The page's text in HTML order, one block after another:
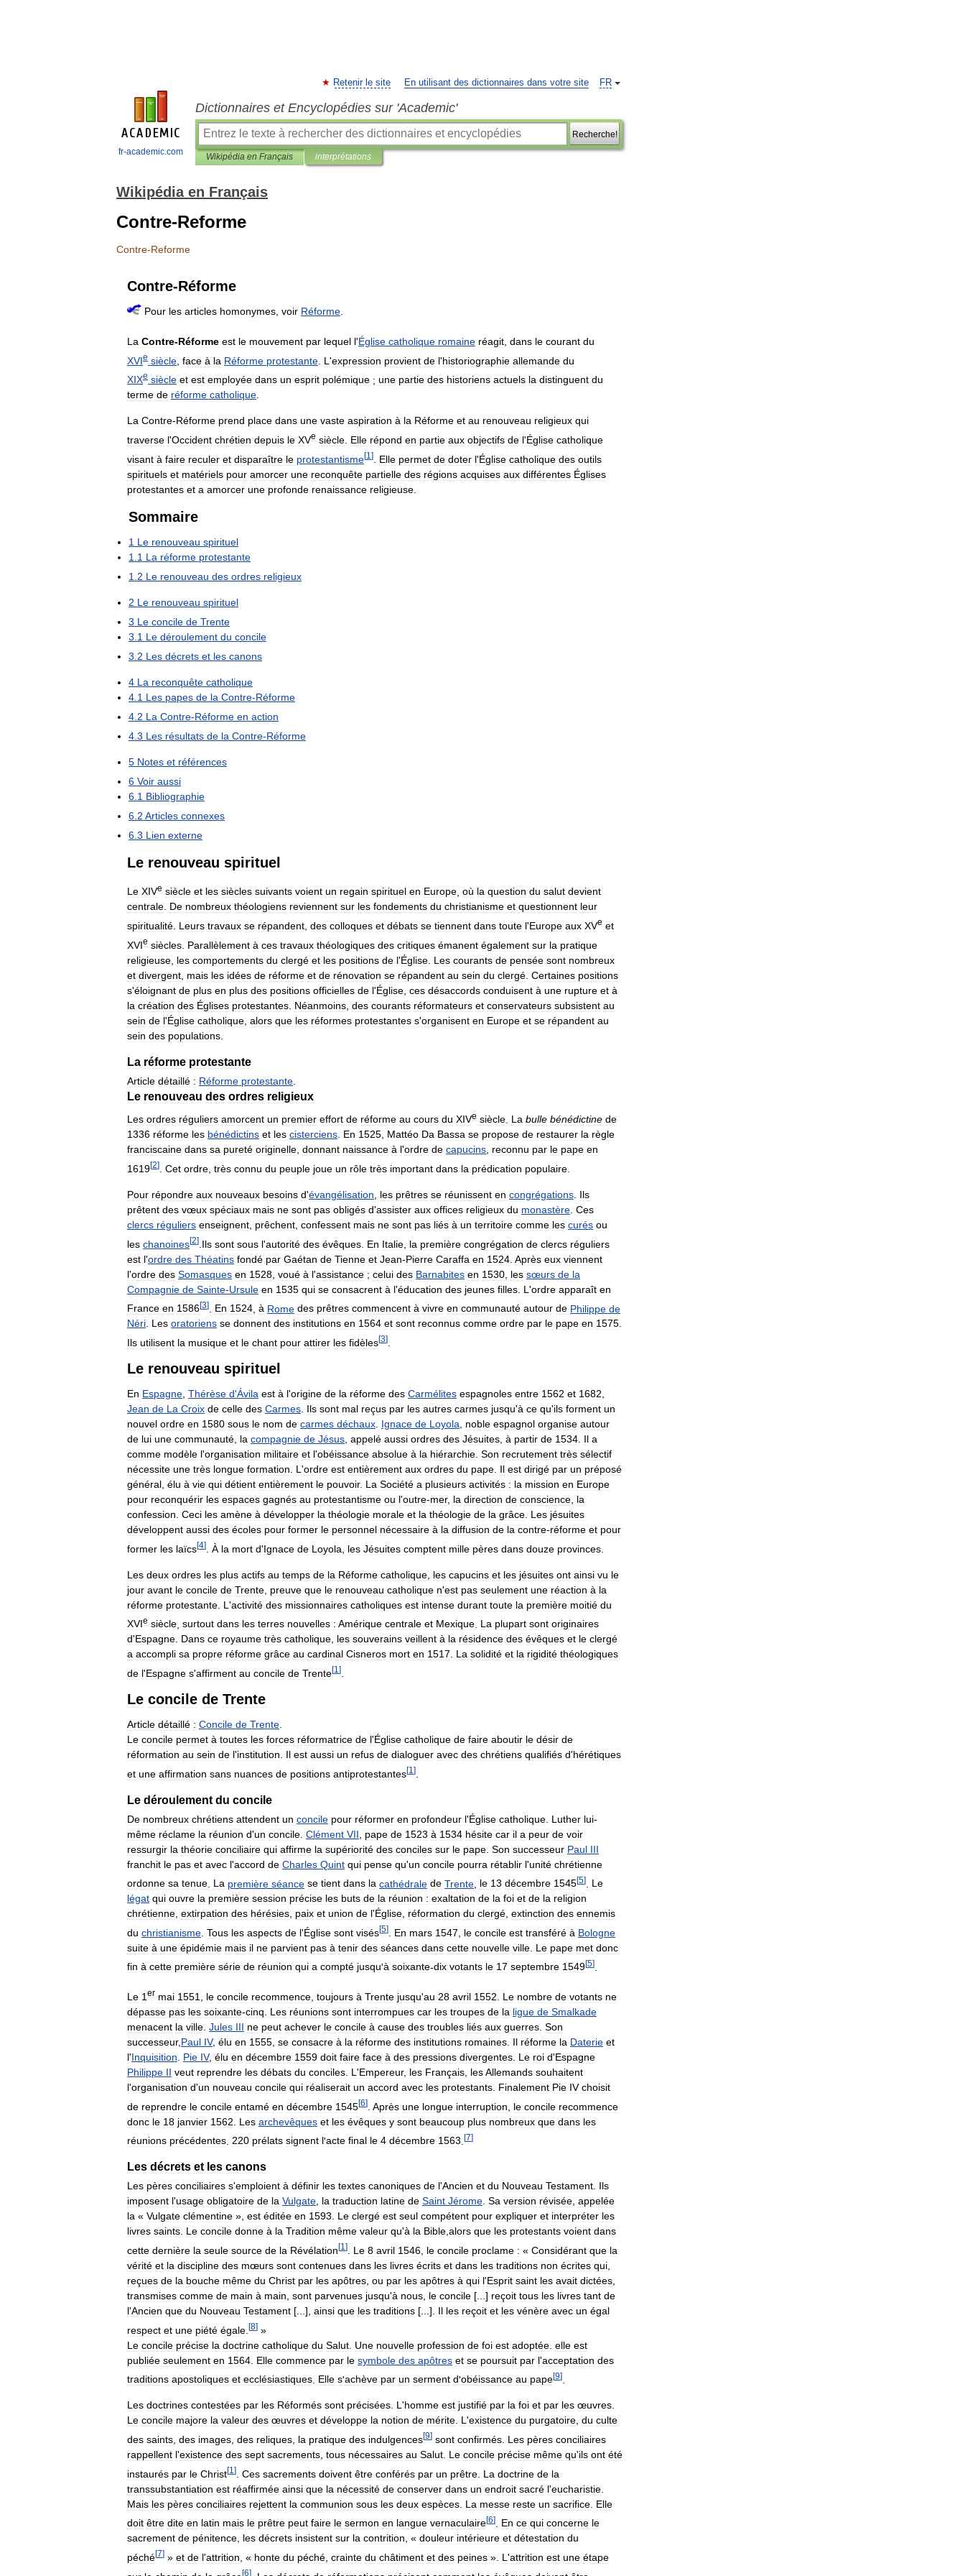
fr-academic.com
FR
Retenir le site En utilisant des dictionnaires dans votre site
Dictionnaires et Encyclopédies sur 'Academic'
Recherche!
Wikipédia en Français interprétations
Wikipédia en Français
Contre-Reforme
Contre-Reforme
Contre-Réforme
Pour les articles homonymes voir Réforme
La Contre-Réforme est le mouvement par lequel l'Église catholique romaine réagit dans le courant du
XVIe siècle face à la Réforme protestante L 'expression provient de l'historiographie allemande du
XIXe siècle et est employée dans un esprit polémique ; une partie des historiens actuels la distinguent du
terme de réforme catholique.
La Contre-Réforme prend place dans une vaste aspiration à la Réforme et au renouveau religieux qui
traverse l'Occident chrétien depuis le XVe siècle Elle répond en partie aux objectifs de l'Église catholique
visant à faire reculer et disparaître le protestantisme[1 ] Elle permet de doter l'Église catholique des outils
spirituels et matériels pour amorcer une reconquête partielle des régions acquises aux différentes Églises
protestantes et a amorcer une profonde renaissance religieuse
Sommaire
1 Le renouveau spirituel
1 1 La réforme protestante
1 2 Le renouveau des ordres religieux
2 Le renouveau spirituel
3 Le concile de Trente
3 1 Le déroulement du concile
3 2 Les décrets et les canons
4 La reconquête catholique
4 1 Les papes de la Contre-Réforme
4 2 La Contre-Réforme en action
4 3 Les résultats de la Contre-Réforme
5 Notes et références
6 Voir aussi
6 1 Bibliographie
6 2 Articles connexes
6 3 Lien externe
Le renouveau spirituel
Le XIVe siècle et les siècles suivants voient un regain spirituel en Europe où la question du salut devient
centrale. De nombreux théologiens reviennent sur les fondements du christianisme et questionnent leur
spiritualité Leurs travaux se répandent des colloques et débats se tiennent dans toute l'Europe aux XVe et
XVIe siècles Parallèlement à ces travaux théologiques des critiques émanent également sur la pratique
religieuse les comportements du clergé et les positions de l'Église Les courants de pensée sont nombreux
et divergent mais les idées de réforme et de rénovation se répandent au sein du clergé Certaines positions
s'éloignant de plus en plus des positions officielles de l'Église ces désaccords conduisent à une rupture et à
la création des Églises protestantes Néanmoins des courants réformateurs et conservateurs subsistent au
sein de l'Église catholique alors que les réformes protestantes s'organisent en Europe et se répandent au
sein des populations
La réforme protestante
Article détaillé : Réforme protestante
Le renouveau des ordres religieux
Les ordres réguliers amorcent un premier effort de réforme au cours du XIVe siècle La bulle bénédictine de
1336 réforme les bénédictins et les cisterciens. En 1525, Mattéo Da Bassa se propose de restaurer la règle
franciscaine dans sa pureté originelle, donnant naissance à l'ordre de capucins, reconnu par le pape en
1619[2] Cet ordre très connu du peuple joue un rôle très important dans la prédication populaire
Pour répondre aux nouveaux besoins d'évangélisation les prêtres se réunissent en congrégations Ils
prêtent des vœux spéciaux mais ne sont pas obligés d'assister aux offices religieux du monastère Ces
clercs réguliers enseignent prêchent confessent mais ne sont pas liés à un territoire comme les curés ou
les chanoines[2] Ils sont sous l'autorité des évêques En Italie la première congrégation de clercs réguliers
est l'ordre des Théatins fondé par Gaétan de Tienne et Jean-Pierre Caraffa en 1524 Après eux viennent
l'ordre des Somasques en 1528 voué à l'assistance ; celui des Barnabites en 1530 les sœurs de la
Compagnie de Sainte-Ursule en 1535 qui se consacrent à l'éducation des jeunes filles L 'ordre apparaît en
France en 1586[3] En 1524 à Rome des prêtres commencent à vivre en communauté autour de Philippe de
Néri. Les oratoriens se donnent des institutions en 1564 et sont reconnus comme ordre par le pape en 1575.
Ils utilisent la musique et le chant pour attirer les fidèles[3]
Le renouveau spirituel
En Espagne Thérèse d'Ávila est à l'origine de la réforme des Carmélites espagnoles entre 1562 et 1682
Jean de La Croix de celle des Carmes Ils sont mal reçus par les autres carmes jusqu'à ce qu'ils forment un
nouvel ordre en 1580 sous le nom de carmes déchaux Ignace de Loyola noble espagnol organise autour
de lui une communauté la compagnie de Jésus appelé aussi ordres des Jésuites à partir de 1534 Il a
comme modèle l'organisation militaire et l'obéissance absolue à la hiérarchie Son recrutement très sélectif
nécessite une très longue formation L 'ordre est entièrement aux ordres du pape Il est dirigé par un préposé
général élu à vie qui détient entièrement le pouvoir. La Société a plusieurs activités : la mission en Europe
pour reconquérir les espaces gagnés au protestantisme ou l'outre-mer, la direction de conscience la
confession Ceci les amène à développer la théologie morale et la théologie de la grâce Les jésuites
développent aussi des écoles pour former le personnel nécessaire à la diffusion de la contre-réforme et pour
former les laïcs[4] À la mort d'Ignace de Loyola les Jésuites comptent mille pères dans douze provinces
Les deux ordres les plus actifs au temps de la Réforme catholique les capucins et les jésuites ont ainsi vu le
jour avant le concile de Trente preuve que le renouveau catholique n'est pas seulement une réaction à la
réforme protestante L 'activité des missionnaires catholiques est intense durant toute la première moitié du
XVIe siècle surtout dans les terres nouvelles : Amérique centrale et Mexique La plupart sont originaires
d'Espagne Dans ce royaume très catholique les souverains veillent à la résidence des évêques et le clergé
a accompli sa propre réforme grâce au cardinal Cisneros mort en 1517 La solidité et la rigidité théologiques
de l'Espagne s'affirment au concile de Trente[1 ]
Le concile de Trente
Article détaillé : Concile de Trente
Le concile permet à toutes les forces réformatrice de l'Église catholique de faire aboutir le désir de
réformation au sein de l'institution Il est aussi un refus de dialoguer avec des chrétiens qualifiés d'hérétiques
et une affirmation sans nuances de positions antiprotestantes[1 ]
Le déroulement du concile
De nombreux chrétiens attendent un concile pour réformer en profondeur l'Église catholique Luther lui-
même réclame la réunion d'un concile Clément VII pape de 1523 à 1534 hésite car il a peur de voir
ressurgir la théorie conciliaire qui affirme la supériorité des conciles sur le pape Son successeur Paul III
franchit le pas et avec l'accord de Charles Quint qui pense qu'un concile pourra rétablir l'unité chrétienne
ordonne sa tenue La première séance se tient dans la cathédrale de Trente le 13 décembre 1545[5]
Le
légat qui ouvre la première session précise les buts de la réunion : exaltation de la foi et de la religion
chrétienne extirpation des hérésies paix et union de l'Église réformation du clergé extinction des ennemis
du christianisme Tous les aspects de l'Église sont visés[5] En mars 1547 le concile est transféré à Bologne
suite à une épidémie mais il ne parvient pas à tenir des séances dans cette nouvelle ville Le pape met donc
fin à cette première série de réunion qui a compté jusqu'à soixante-dix votants le 17 septembre 1549[5]
Le 1 er mai 1551 le concile recommence toujours à Trente jusqu'au 28 avril 1552 Le nombre de votants ne
dépasse pas les soixante-cinq Les réunions sont interrompues car les troupes de la ligue de Smalkade
menacent la ville Jules III ne peut achever le concile à cause des troubles liés aux guerres Son
successeur, Paul IV, élu en 1555 se consacre à la réforme des institutions romaines Il réforme la Daterie et
l'Inquisition Pie IV, élu en décembre 1559 doit faire face à des pressions divergentes Le roi d'Espagne
Philippe II veut reprendre les débats du conciles L 'Empereur, les Français lesAllemands souhaitent
l'organisation d'un nouveau concile qui réaliserait un accord avec les protestants Finalement Pie IV choisit
de reprendre le concile entamé en décembre 1545[6] Après une longue interruption le concile recommence
donc le 18 janvier 1562 Les archevêques et les évêques y sont beaucoup plus nombreux que dans les
réunions précédentes 220 prélats signent l'acte final le 4 décembre 1563 [7]
Les décrets et les canons
Les pères conciliaires s'emploient à définir les textes canoniques de l'Ancien et du Nouveau Testament. Ils
imposent l'usage obligatoire de la Vulgate, la traduction latine de Saint Jérome. Sa version révisée, appelée
la « Vulgate clémentine », est éditée en 1593. Le clergé est seul compétent pour expliquer et interpréter les
livres saints. Le concile donne à la Tradition même valeur qu'à la Bible,alors que les protestants voient dans
cette dernière la seule source de la Révélation [1 ] Le 8 avril 1546 le concile proclame : « Considérant que la
vérité et la discipline des mœurs sont contenues dans les livres écrits et dans les traditions non écrites qui
reçues de la bouche même du Christ par les apôtres ou par les apôtres à qui l'Esprit saint les avait dictées
transmises comme de main à main sont parvenues jusqu'à nous le concile [...] reçoit tous les livres tant de
l'Ancien que du Nouveau Testament [...], ainsi que les traditions [...]. Il les reçoit et les vénère avec un égal
respect et une piété égale [8] »
Le concile précise la doctrine catholique du Salut Une nouvelle profession de foi est adoptée elle est
publiée seulement en 1564 Elle commence par le symbole des apôtres et se poursuit par l'acceptation des
traditions apostoliques et ecclésiastiques Elle s'achève par un serment d'obéissance au pape[9]
Les doctrines contestées par les Réformés sont précisées. L'homme est justifié par la foi et par les œuvres.
Le concile majore la valeur des œuvres et développe la notion de mérite. L'existence du purgatoire, du culte
des saints des images des reliques la pratique des indulgences[9] sont confirmés Les pères conciliaires
rappellent l'existence des sept sacrements tous nécessaires au Salut Le concile précise même qu'ils ont été
instaurés par le Christ[1 ] Ces sacrements doivent être conférés par un prêtre La doctrine de la
transsubstantiation est réaffirmée ainsi que la nécessité de conserver dans un endroit sacré l'eucharistie
Mais les pères conciliaires rejettent la communion sous les deux espèces La messe reste un sacrifice Elle
doit être dite en latin mais le prêtre peut faire le sermon en langue vernaculaire[6] En ce qui concerne le
sacrement de pénitence, les décrets insistent sur la contrition, « douleur intérieure et détestation du
péché[7] » et de l'attrition « honte du péché crainte du châtiment et des peines » L 'attrition est une étape
[6]